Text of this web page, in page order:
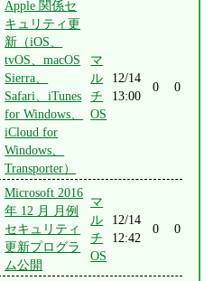
Apple 関係セ
キュリティ更
新（iOS、
tvOS、macOS
Sierra、
Safari、iTunes
for Windows、
iCloud for
Windows、
Transporter）
マ
ル
チ
OS
12/14
13:00
0 0
Microsoft 2016
年 12 月 月例
セキュリティ
更新プログラ
ム公開
マ
ル
チ
OS
12/14
12:42
0 0